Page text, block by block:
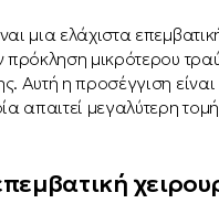
μια ελάχιστα
πρόκληση μικρότερου
Αυτή η προσέγγιση
απαιτεί μεγαλύτερη